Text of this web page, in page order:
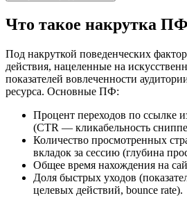
Что такое накрутка
Под накруткой поведенческих
действия, нацеленные на
показателей вовлеченности
ресурса. Основные ПФ:
Процент переходов по ссылке
(CTR — кликабельность
Количество просмотренных
вкладок за сессию (глубина
Общее время нахождения на
Доля быстрых уходов
целевых действий, bounce rate).